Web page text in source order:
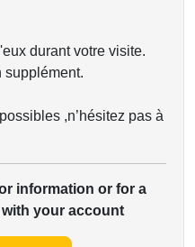
durant votre visite.
supplément.
,n’hésitez pas à
information or for a
your account